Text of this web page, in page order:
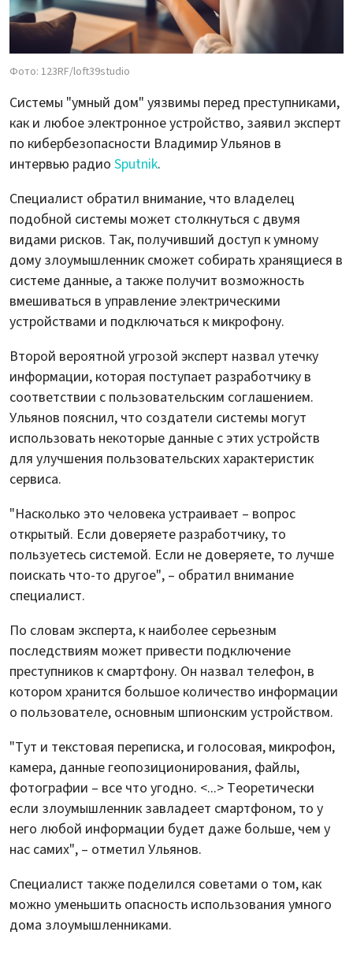
Фото: 123RF/loft39studio
Системы "умный дом" уязвимы перед преступниками,
как и любое электронное устройство, заявил эксперт
по кибербезопасности Владимир Ульянов в
интервью радио Sputnik.
Специалист обратил внимание, что владелец
подобной системы может столкнуться с двумя
видами рисков. Так, получивший доступ к умному
дому злоумышленник сможет собирать хранящиеся в
системе данные, а также получит возможность
вмешиваться в управление электрическими
устройствами и подключаться к микрофону.
Второй вероятной угрозой эксперт назвал утечку
информации, которая поступает разработчику в
соответствии с пользовательским соглашением.
Ульянов пояснил, что создатели системы могут
использовать некоторые данные с этих устройств
для улучшения пользовательских характеристик
сервиса.
"Насколько это человека устраивает – вопрос
открытый. Если доверяете разработчику, то
пользуетесь системой. Если не доверяете, то лучше
поискать что-то другое", – обратил внимание
специалист.
По словам эксперта, к наиболее серьезным
последствиям может привести подключение
преступников к смартфону. Он назвал телефон, в
котором хранится большое количество информации
о пользователе, основным шпионским устройством.
"Тут и текстовая переписка, и голосовая, микрофон,
камера, данные геопозиционирования, файлы,
фотографии – все что угодно. <...> Теоретически
если злоумышленник завладеет смартфоном, то у
него любой информации будет даже больше, чем у
нас самих", – отметил Ульянов.
Специалист также поделился советами о том, как
можно уменьшить опасность использования умного
дома злоумышленниками.